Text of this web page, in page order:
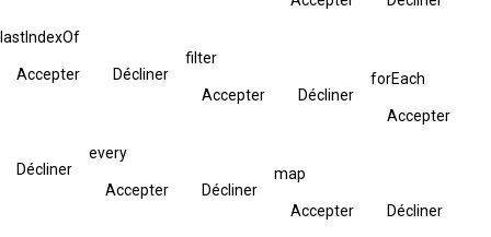
lastIndexOf
Accepter Décliner
filter
Accepter Décliner
forEach
Accepter
Décliner
every
Accepter Décliner
map
Accepter Décliner